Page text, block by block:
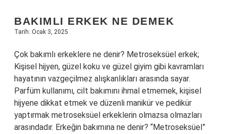
BAKIMLI ERKEK NE DEMEK
Tarih: Ocak 3, 2025
Çok bakımlı erkeklere ne denir? Metroseksüel erkek;
Kişisel hijyen, güzel koku ve güzel giyim gibi kavramları
hayatının vazgeçilmez alışkanlıkları arasında sayar.
Parfüm kullanımı, cilt bakımını ihmal etmemek, kişisel
hijyene dikkat etmek ve düzenli manikür ve pedikür
yaptırmak metroseksüel erkeklerin olmazsa olmazları
arasındadır. Erkeğin bakımına ne denir? “Metroseksüel”